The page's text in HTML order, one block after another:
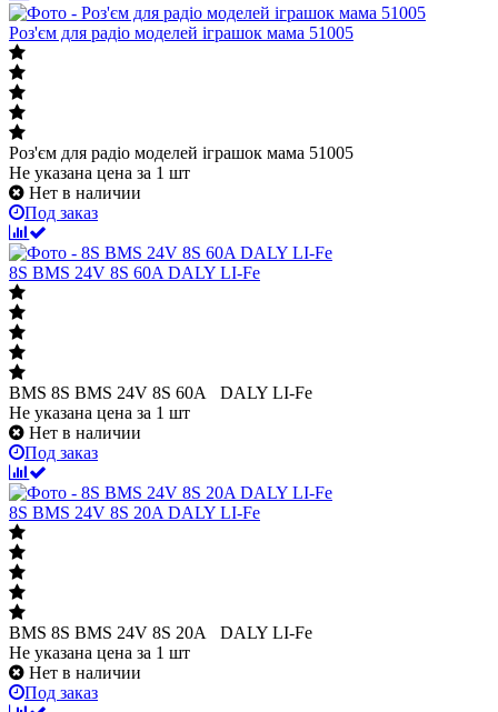
Роз'єм для радіо моделей іграшок мама 51005
Роз'єм для радіо моделей іграшок мама 51005
Не указана цена за 1 шт
Нет в наличии
Под заказ
8S BMS 24V 8S 60A DALY LI-Fe
BMS 8S BMS 24V 8S 60A DALY LI-Fe
Не указана цена за 1 шт
Нет в наличии
Под заказ
8S BMS 24V 8S 20A DALY LI-Fe
BMS 8S BMS 24V 8S 20A DALY LI-Fe
Не указана цена за 1 шт
Нет в наличии
Под заказ